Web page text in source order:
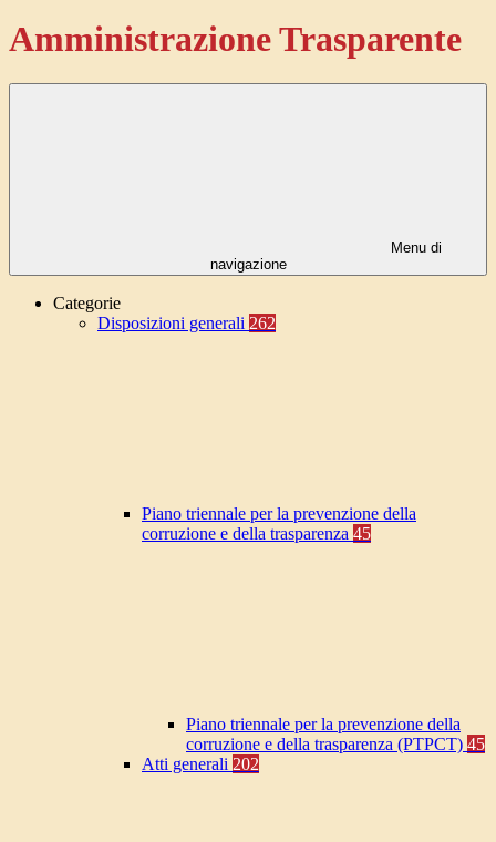
Amministrazione Trasparente
Menu di
navigazione
Categorie
Disposizioni generali 262
Piano triennale per la prevenzione della
corruzione e della trasparenza 45
Piano triennale per la prevenzione della
corruzione e della trasparenza (PTPCT) 45
Atti generali 202